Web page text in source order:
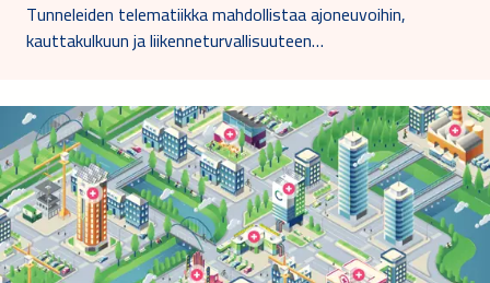
Tunneleiden telematiikka mahdollistaa ajoneuvoihin,
kauttakulkuun ja liikenneturvallisuuteen…